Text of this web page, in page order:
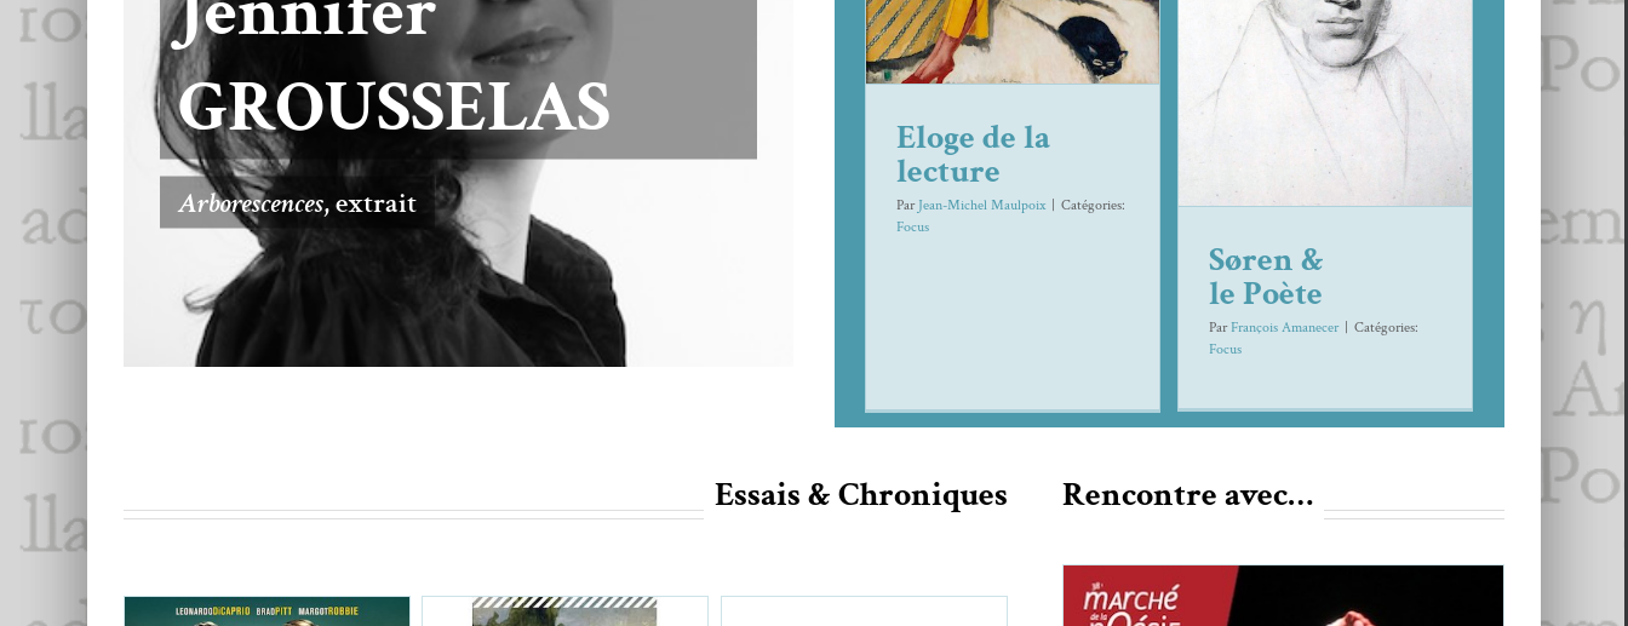
Jacques Merceron
Proof of Love
Eloge de la
lecture
Par Jean-Michel Maulpoix
Caté­gories:
Focus
Søren & le Poète
Focus
Søren &
le Poète
ParFrançois Amanecer | Caté­gories:
Focus
Essais & Chroniques Rencontre avec…